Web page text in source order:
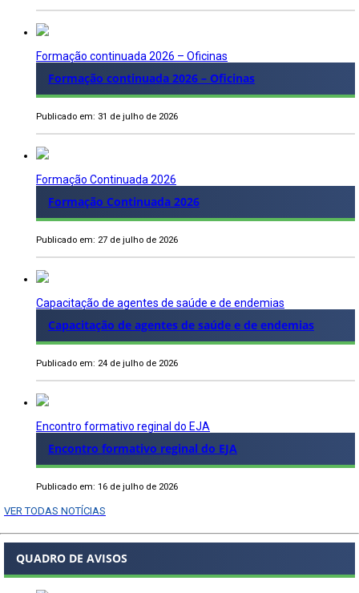
Formação continuada 2026 – Oficinas
Formação continuada 2026 – Oficinas
Publicado em: 31 de julho de 2026
Formação Continuada 2026
Formação Continuada 2026
Publicado em: 27 de julho de 2026
Capacitação de agentes de saúde e de endemias
Capacitação de agentes de saúde e de endemias
Publicado em: 24 de julho de 2026
Encontro formativo reginal do EJA
Encontro formativo reginal do EJA
Publicado em: 16 de julho de 2026
VER TODAS NOTÍCIAS
QUADRO DE AVISOS